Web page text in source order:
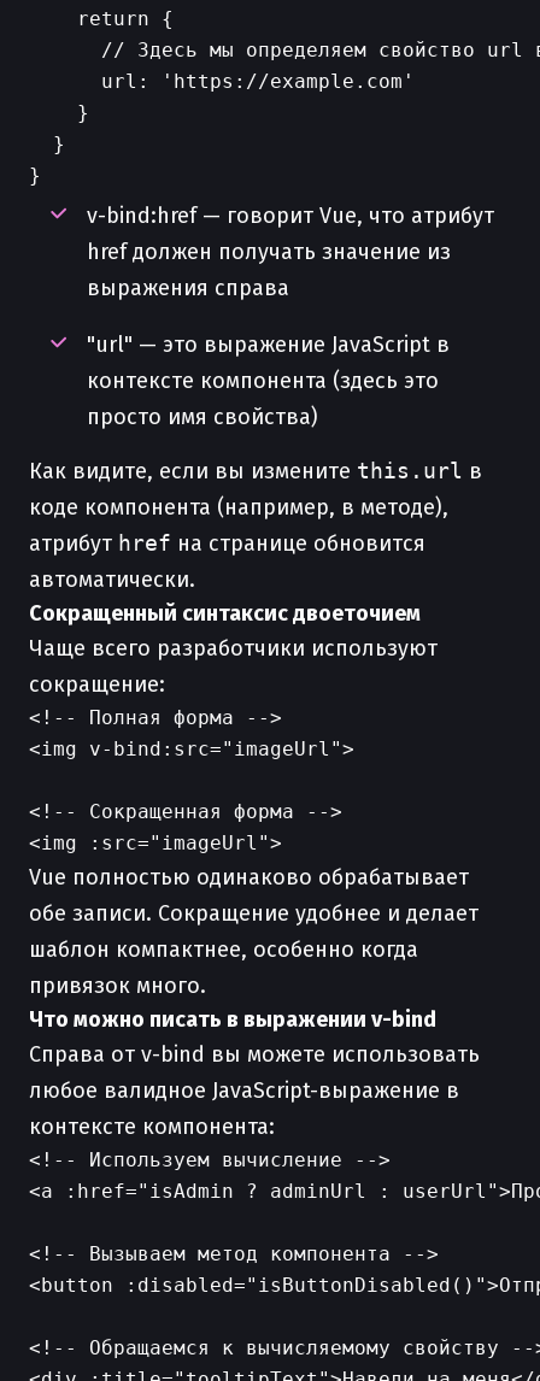
    return {
// Здесь мы определяем свойство url
      url: 'https://example.com'
    }
  }
v-bind:href — говорит Vue, что атрибут
href должен получать значение из
выражения справа
"url" — это выражение JavaScript в
контексте компонента (здесь это
просто имя свойства)
Как видите, если вы измените this.url в
коде компонента (например, в методе),
атрибут href на странице обновится
автоматически.
Сокращенный синтаксис двоеточием
Чаще всего разработчики используют
сокращение:
<!-- Полная форма -->
<img v-bind:src="imageUrl">
<!-- Сокращенная форма -->
Vue полностью одинаково обрабатывает
обе записи. Сокращение удобнее и делает
шаблон компактнее, особенно когда
привязок много.
Что можно писать в выражении v-bind
Справа от v-bind вы можете использовать
любое валидное JavaScript-выражение в
контексте компонента:
<!-- Используем вычисление -->
<a :href="isAdmin ? adminUrl :
<!-- Вызываем метод компонента -->
<button
<!-- Обращаемся к вычисляемому свойству --